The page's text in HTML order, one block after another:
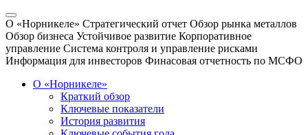
О «Норникеле» Стратегический отчет Обзор рынка металлов
Обзор бизнеса Устойчивое развитие Корпоративное
управление Система контроля и управление рисками
Информация для инвесторов Финасовая отчетность по МСФО
О «Норникеле»
Краткий обзор
Ключевые показатели
История развития